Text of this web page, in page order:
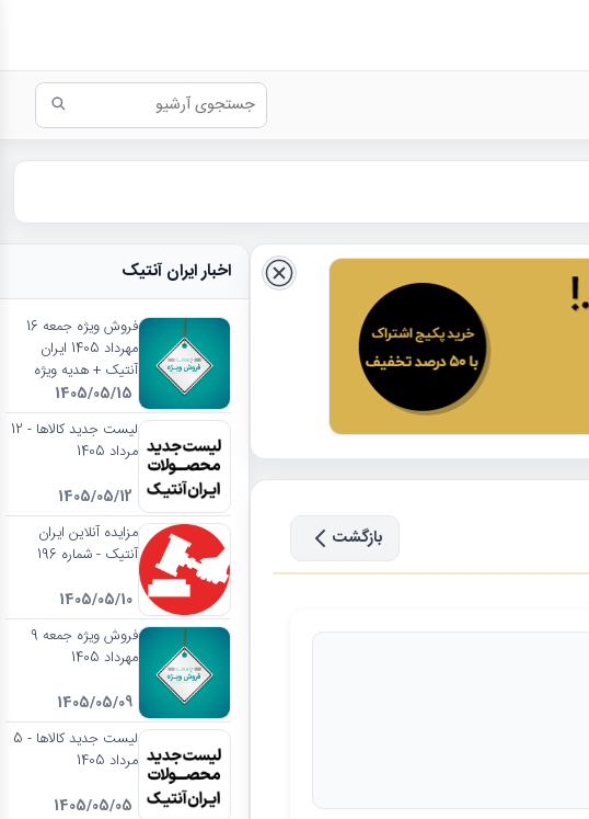
بازگشت
اخبار ایران آنتیک
فروش ویژه جمعه 16
مهرداد 1405 ایران
آنتیک + هدیه ویژه
1405/05/15
لیست جدید کالاها - 12
مرداد 1405
1405/05/12
مزایده آنلاین ایران
آنتیک - شماره 196
1405/05/10
فروش ویژه جمعه 9
مهرداد 1405
1405/05/09
لیست جدید کالاها - 5
مرداد 1405
1405/05/05